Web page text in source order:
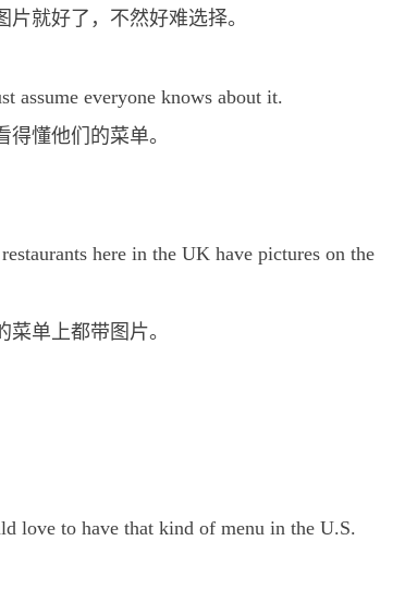
就好了，不然好难选择。
assume everyone knows about it.
懂他们的菜单。
here in the UK have pictures on the
单上都带图片。
love to have that kind of menu in the U.S.